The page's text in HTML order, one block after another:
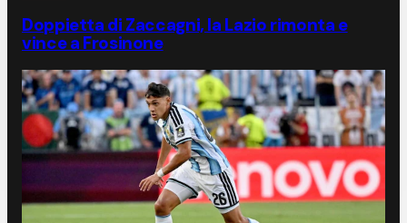
Doppietta di Zaccagni, la Lazio rimonta e
vince a Frosinone